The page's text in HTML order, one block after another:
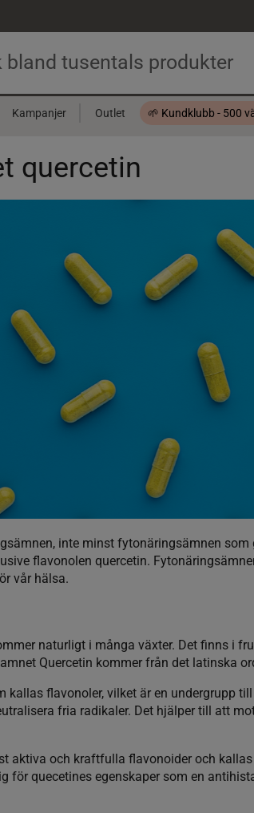
Kampanjer Outlet 🌱 Kundklubb - 500
quercetin
inte minst fytonäringsämnen
flavonolen quercetin.
vår hälsa.
naturligt i många växter. Det finns i
Quercetin kommer från det latinska
kallas flavonoler, vilket är en undergrupp
fria radikaler. Det hjälper till att
aktiva och kraftfulla flavonoider och
för quecetines egenskaper som en